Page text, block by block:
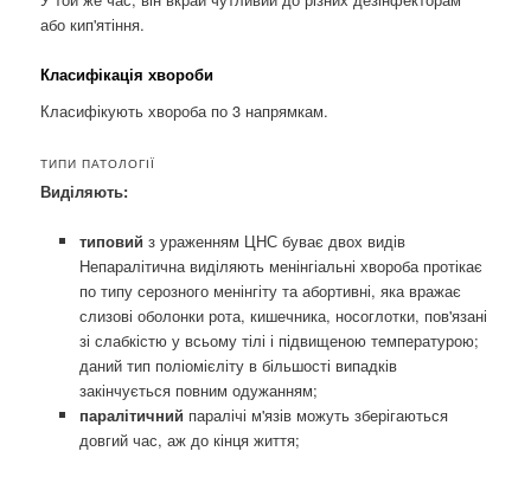
або кип'ятіння.
Класифікація хвороби
Класифікують хвороба по 3 напрямкам.
ТИПИ ПАТОЛОГІЇ
Виділяють:
типовий з ураженням ЦНС буває двох видів
Непаралітична виділяють менінгіальні хвороба протікає
по типу серозного менінгіту та абортивні, яка вражає
слизові оболонки рота, кишечника, носоглотки, пов'язані
зі слабкістю у всьому тілі і підвищеною температурою;
даний тип поліомієліту в більшості випадків
закінчується повним одужанням;
паралітичний паралічі м'язів можуть зберігаються
довгий час, аж до кінця життя;